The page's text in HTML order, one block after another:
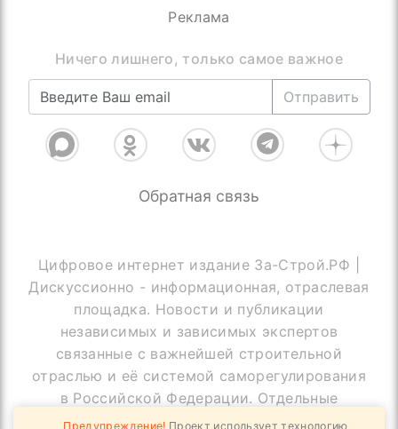
Реклама
Ничего лишнего, только самое важное
Отправить
Обратная связь
Цифровое интернет издание За-Строй.РФ |
Дискуссионно - информационная, отраслевая
площадка. Новости и публикации
независимых и зависимых экспертов
связанные с важнейшей строительной
отраслью и её системой саморегулирования
в Российской Федерации. Отдельные
публикации могут содержать информацию,
Предупреждение! Проект использует технологию